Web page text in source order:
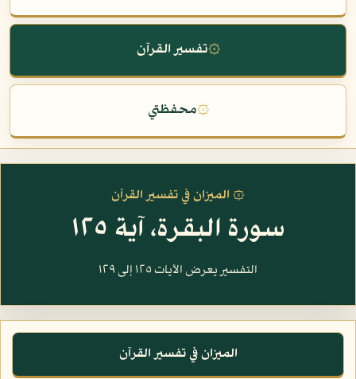
۞تفسير القرآن
۞محفظتي
۞ الميزان في تفسير القرآن
سورة البقرة، آية ١٢٥
التفسير يعرض الآيات ١٢٥ إلى ١٢٩
الميزان في تفسير القرآن